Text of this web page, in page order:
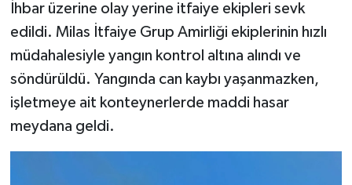
İhbar üzerine olay yerine itfaiye ekipleri sevk
edildi. Milas İtfaiye Grup Amirliği ekiplerinin hızlı
müdahalesiyle yangın kontrol altına alındı ve
söndürüldü. Yangında can kaybı yaşanmazken,
işletmeye ait konteynerlerde maddi hasar
meydana geldi.